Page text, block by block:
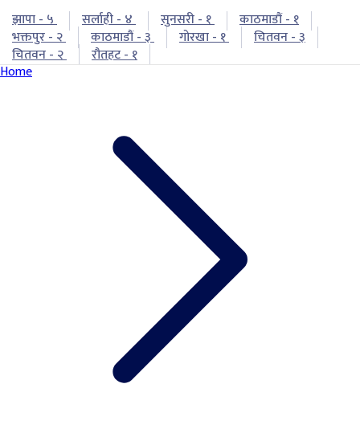
झापा - ५ सर्लाही - ४ सुनसरी - १
काठमाडौं - १
भक्तपुर - २
काठमाडौं - ३ गोरखा - १
चितवन - ३
चितवन - २
रौतहट - १
Home